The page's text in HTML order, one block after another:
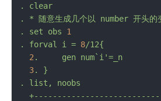
.
clear
.
* 随意生成几个以 number 开头的
.
set obs
1
.
forval i = 8/12{
2 . gen num`i'=_n
3.
}
.
list,
noobs